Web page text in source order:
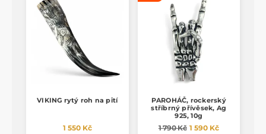
VIKING rytý roh na pití
1 550 Kč
PAROHÁČ, rockerský
stříbrný přívěsek, Ag
925, 10g
1 790 Kč 1 590 Kč